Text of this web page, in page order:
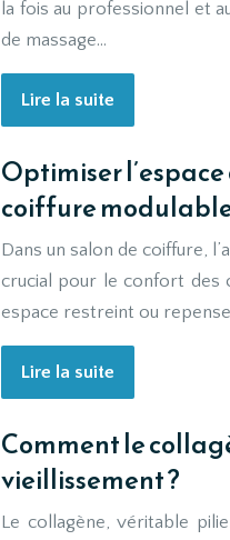
la fois au professionnel et
de massage…
Lire la suite
Optimiser
coiffure
Dans un salon de coiffure,
crucial pour le confort des
espace restreint ou
Lire la suite
Comment le
vieillissement ?
Le collagène, véritable